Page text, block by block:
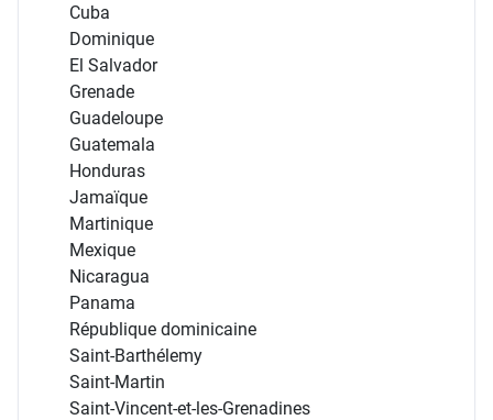
Cuba
Dominique
El Salvador
Grenade
Guadeloupe
Guatemala
Honduras
Jamaïque
Martinique
Mexique
Nicaragua
Panama
République dominicaine
Saint-Barthélemy
Saint-Martin
Saint-Vincent-et-les-Grenadines